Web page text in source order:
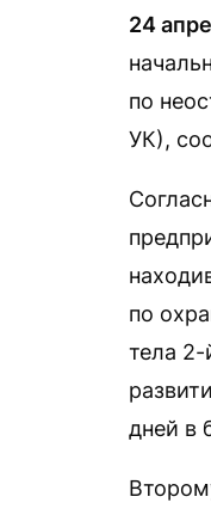
24
по
УК),
по
тела
дней в